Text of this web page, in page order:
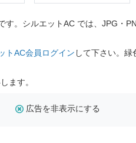
。シルエットAC では、JPG・
トAC会員ログイン して下さい。緑
ます。
広告を非表示にする